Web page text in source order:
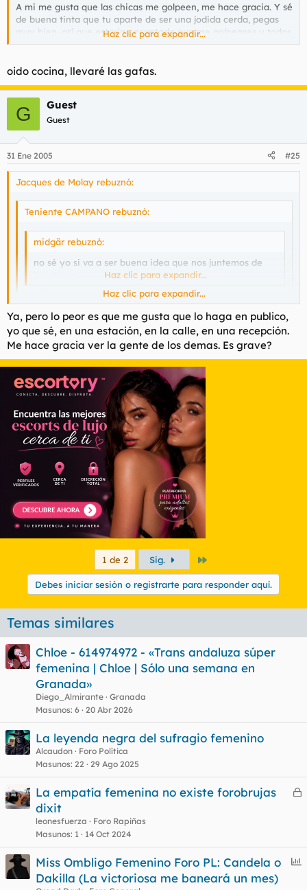
A mi me gusta que las chicas me golpeen, me hace gracia. Y sé
de buena tinta que tu aparte de ser una jodida cerda, pegas
muy bien, así que estaria encantado que me golpeases y todas
esas cosas que me contaste en el dia ese del cibersexo.
Haz clic para expandir...
oido cocina, llevaré las gafas.
G Guest
Guest
31 Ene 2005 #25
Jacques de Molay rebuznó:
Teniente CAMPANO rebuznó:
midgär rebuznó:
no sé yo si va a ser buena idea que nos juntemos de
Haz clic para expandir...
A mi me gusta que las chicas me golpeen, me hace gracia.
pegas muy bien, así que estaria encantado que me
golpeases y todas esas cosas que me contaste en el dia
ese del cibersexo.
Haz clic para expandir...
Otro depravado al que le va el masoquismo.
A mí también me pone verraco que una tía me dé un par de
bofetones y me insulte, mientras termine metiéndole el
Haz clic para expandir...
Ya, pero lo peor es que me gusta que lo haga en publico,
yo que sé, en una estación, en la calle, en una recepción.
Me hace gracia ver la gente de los demas. Es grave?
1 de 2 Sig.
Debes iniciar sesión o registrarte para responder aquí.
Temas similares
Chloe - 614974972 - «Trans andaluza súper
femenina | Chloe | Sólo una semana en
Granada»
Diego_Almirante Granada
Masunos 6 20 Abr 2026
La leyenda negra del sufragio femenino
Alcaudon
Foro Política
Masunos 22 29 Ago 2025
C
a
d
La empatía femenina no existe forobrujas
dixit
leonesfuerza
Foro Rapiñas
Masunos 1 14 Oct 2024
E
Miss Ombligo Femenino Foro PL: Candela o
Dakilla (La victoriosa me baneará un mes)